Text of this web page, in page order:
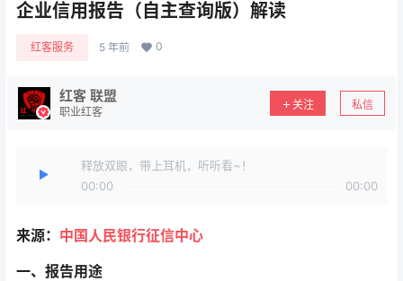
企业信用报告（自主查询版）解读
红客服务 5 年前 0
红客 联盟
职业红客
关注 私信
释放双眼，带上耳机，听听看~！
00:00
00:00
来源： 中国人民银行征信中心
一、报告用途